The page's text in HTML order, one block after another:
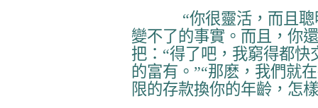
“你很靈活，而且
變不了的事實。而且，你
把：“得了吧，我窮得都
的富有。”“那麽，我們就
限的存款換你的年齡，怎